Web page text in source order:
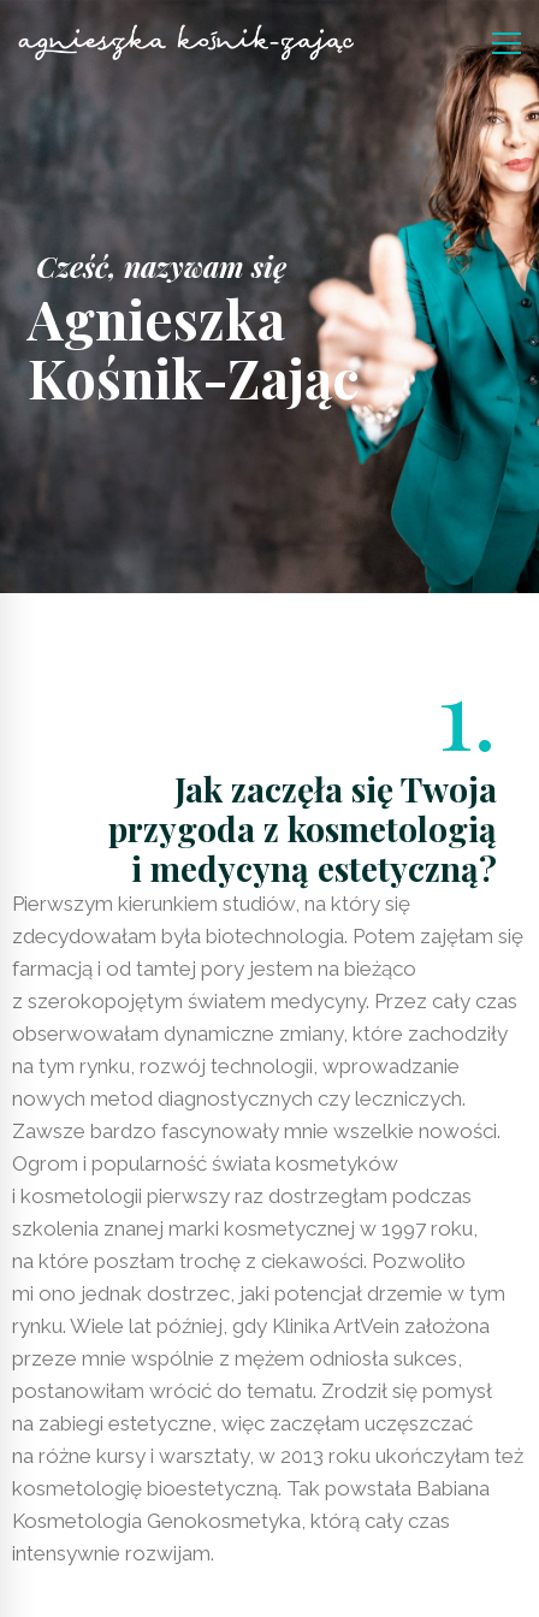
Cześć, nazywam się
Agnieszka
Kośnik-Zając
1.
Jak zaczęła się Twoja
przygoda z kosmetologią
i medycyną estetyczną?
Pierwszym kierunkiem studiów, na który się
zdecydowałam była biotechnologia. Potem zajęłam się
farmacją i od tamtej pory jestem na bieżąco
z szerokopojętym światem medycyny. Przez cały czas
obserwowałam dynamiczne zmiany, które zachodziły
na tym rynku, rozwój technologii, wprowadzanie
nowych metod diagnostycznych czy leczniczych.
Zawsze bardzo fascynowały mnie wszelkie nowości.
Ogrom i popularność świata kosmetyków
i kosmetologii pierwszy raz dostrzegłam podczas
szkolenia znanej marki kosmetycznej w 1997 roku,
na które poszłam trochę z ciekawości. Pozwoliło
mi ono jednak dostrzec, jaki potencjał drzemie w tym
rynku. Wiele lat później, gdy Klinika ArtVein założona
przeze mnie wspólnie z mężem odniosła sukces,
postanowiłam wrócić do tematu. Zrodził się pomysł
na zabiegi estetyczne, więc zaczęłam uczęszczać
na różne kursy i warsztaty, w 2013 roku ukończyłam też
kosmetologię bioestetyczną. Tak powstała Babiana
Kosmetologia Genokosmetyka, którą cały czas
intensywnie rozwijam.